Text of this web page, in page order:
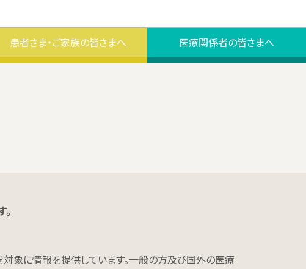
患者さま・ご家族の皆さまへ 医療関係者の皆さまへ
対象に情報を提供しています。一般の方及び国外の医療